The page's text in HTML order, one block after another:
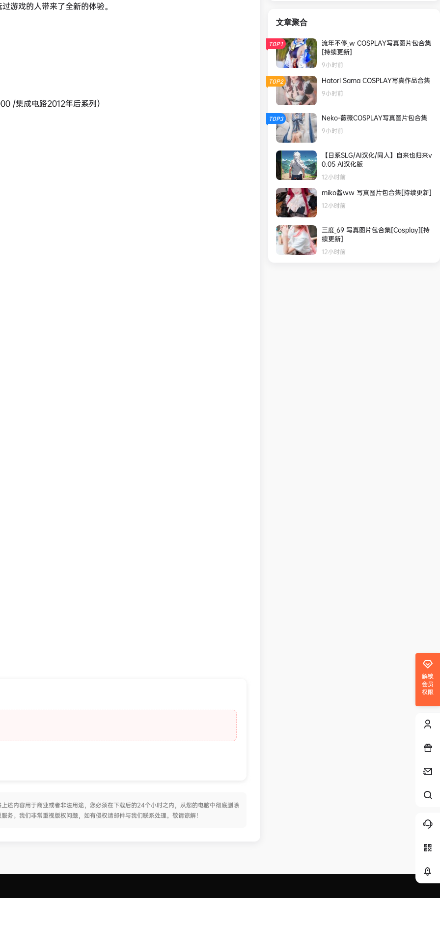
游戏的人带来了全新的体验。
/集成电路2012年后系列）
述内容用于商业或者非法用途，您必须在下载后的24个小时之内，从您的电脑中彻底删除
务。我们非常重视版权问题，如有侵权请邮件与我们联系处理。敬请谅解！
文章聚合
TOP1
流年不停_w COSPLAY写真图片包合集
[持续更新]
9小时前
TOP2 Hatori Sama COSPLAY写真作品合集
9小时前
TOP3 Neko-薇薇COSPLAY写真图片包合集
9小时前
【日系SLG/AI汉化/同人】自来也归来v
0.05 AI汉化版
12小时前
miko酱ww 写真图片包合集[持续更新]
12小时前
三度_69 写真图片包合集[Cosplay][持
续更新]
12小时前
解锁
会员
权限